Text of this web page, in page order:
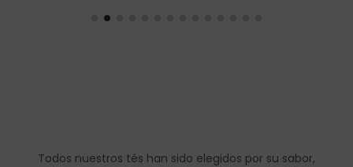
Todos nuestros tés han sido elegidos por su sabor,